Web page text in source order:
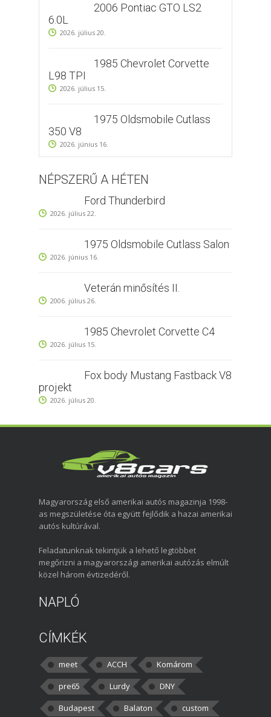
2006 Pontiac GTO LS2
6.0L
2026. július 20.
1985 Chevrolet Corvette
L98 TPI
2026. július 15.
1975 Oldsmobile Cutlass
350 V8
2026. június 16.
NÉPSZERŰ A HÉTEN
Ford Thunderbird
2026. július 22.
1975 Oldsmobile Cutlass Salon
2026. június 16.
Veterán minősítés II.
2006. július 26.
1985 Chevrolet Corvette C4
2026. július 15.
Fox body Mustang Fastback V8
projekt
2026. július 20.
Magyarország első amerikai autós magazinja 1998-
as megszületése óta együtt fejlődik a hazai amerikai
autós kultúrával.
Feladatunknak tekintjük a lehető legtöbbet
megőrizni a magyarországi amerikai autózás elmúlt
közel három évtizedéről.
NAPLÓ
CÍMKÉK
meet ACCH
Komárom
pre65
Lurdy
DNY
Budapest
Balaton custom